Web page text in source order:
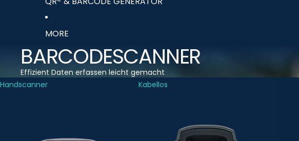
MORE
BARCODESCANNER
Effizient Daten erfassen leicht gemacht
Handscanner
Kabellos